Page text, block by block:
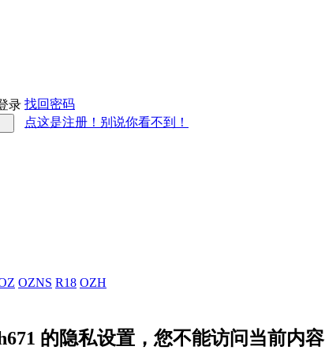
录 找回密码
点这是注册！别说你看不到！
OZNS R18 OZH
的隐私设置，您不能访问当前内容